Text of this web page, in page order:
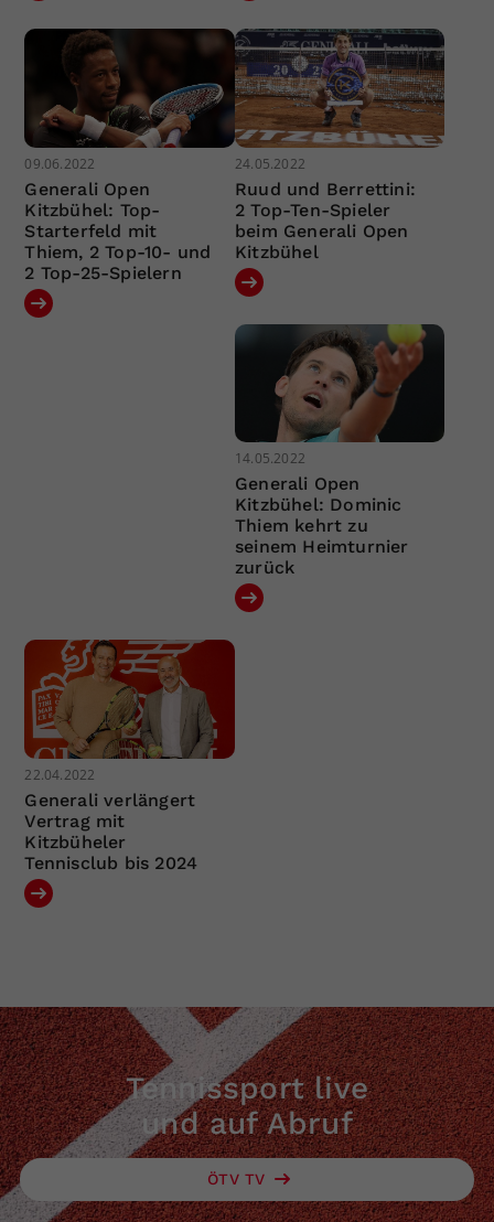
09.06.2022
Generali Open
Kitzbühel: Top-
Starterfeld mit
Thiem, 2 Top-10- und
2 Top-25-Spielern
24.05.2022
Ruud und Berrettini:
2 Top-Ten-Spieler
beim Generali Open
Kitzbühel
14.05.2022
Generali Open
Kitzbühel: Dominic
Thiem kehrt zu
seinem Heimturnier
zurück
22.04.2022
Generali verlängert
Vertrag mit
Kitzbüheler
Tennisclub bis 2024
Tennissport live
und auf Abruf
ÖTV TV